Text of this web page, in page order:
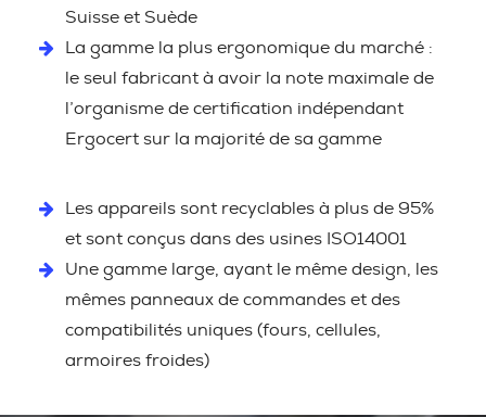
Suisse et Suède
La gamme la plus ergonomique du marché :
le seul fabricant à avoir la note maximale de
l’organisme de certification indépendant
Ergocert sur la majorité de sa gamme
Les appareils sont recyclables à plus de 95%
et sont conçus dans des usines ISO14001
Une gamme large, ayant le même design, les
mêmes panneaux de commandes et des
compatibilités uniques (fours, cellules,
armoires froides)